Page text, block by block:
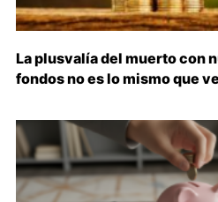
La plusvalía del muerto con
fondos no es lo mismo que